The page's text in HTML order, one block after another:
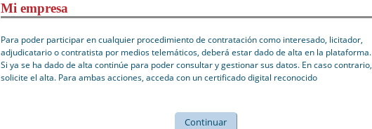
Mi empresa
Para poder participar en cualquier procedimiento de contratación como interesado, licitador,
adjudicatario o contratista por medios telemáticos, deberá estar dado de alta en la plataforma.
Si ya se ha dado de alta continúe para poder consultar y gestionar sus datos. En caso contrario,
solicite el alta. Para ambas acciones, acceda con un certificado digital reconocido
Continuar